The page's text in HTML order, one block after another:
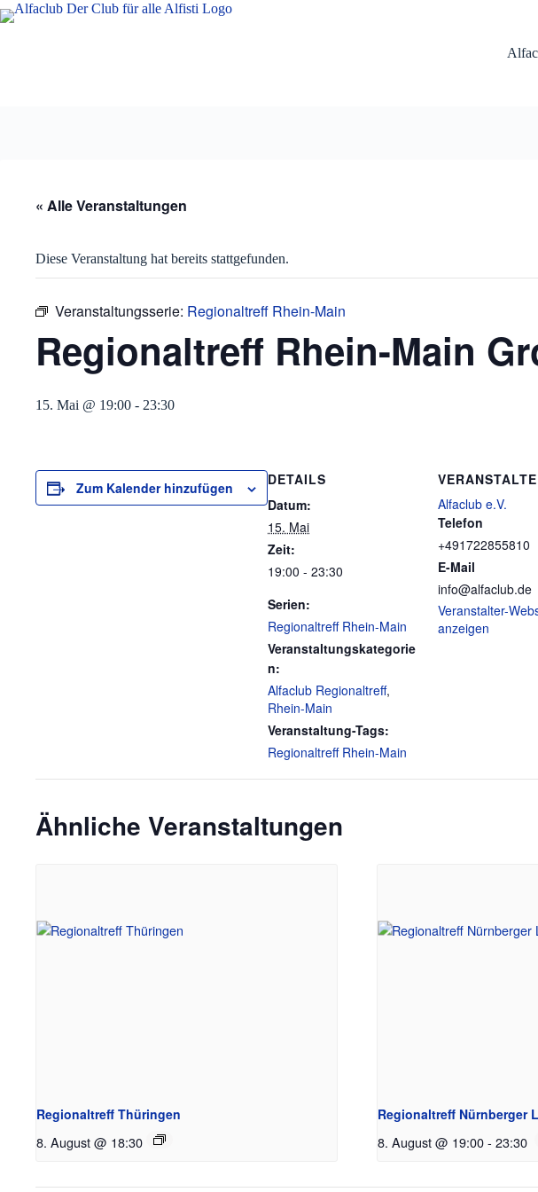
Zum
Inhalt
« Alle Veranstaltungen
Diese Veranstaltung hat bereits stattgefunden.
Veranstaltungsserie: Regionaltreff Rhein-Main
Regionaltreff Rhein-Main
15. Mai @ 19:00 - 23:30
Zum Kalender hinzufügen
DETAILS
Datum:
15. Mai
Zeit:
19:00 - 23:30
Serien:
Regionaltreff Rhein-Main
Veranstaltungskategorie
n:
Alfaclub Regionaltreff,
Rhein-Main
Veranstaltung-Tags:
Regionaltreff Rhein-Main
Alfaclub e.V.
Telefon
+491722855810
E-Mail
info@alfaclub.de
Veranstalter-
anzeigen
Ähnliche Veranstaltungen
Regionaltreff Thüringen
8. August @ 18:30
Regionaltreff Nürnberger
8. August @ 19:00 - 23:30